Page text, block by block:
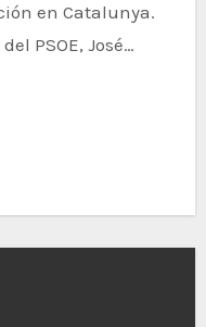
en Catalunya.
PSOE, José…